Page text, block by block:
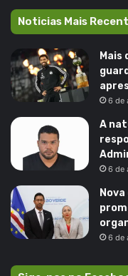
Noticias Mais
Mais
6 de
A
6 de
6 de